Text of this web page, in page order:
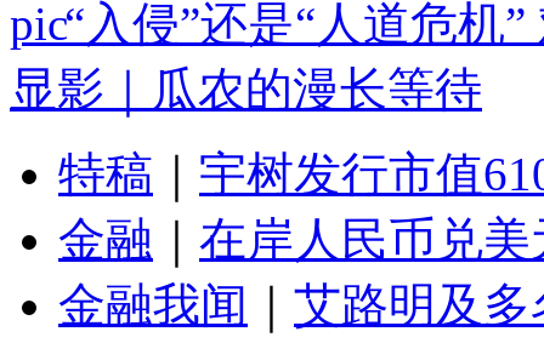
“入侵”还是“人道危机
显影｜瓜农的漫长等待
特稿
宇树发行市值
金融
在岸人民币兑
金融我闻
艾路明及